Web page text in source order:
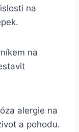
na⁢
na
alergie na
a⁢ pohodu.